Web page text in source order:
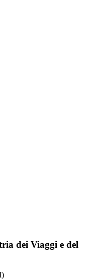
dei Viaggi e del